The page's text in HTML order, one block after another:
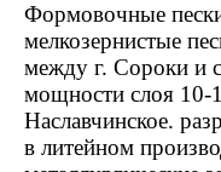
Формовочные
мелкозернистые
между г. Сороки и
мощности слоя 10-
Наславчинское.
в литейном